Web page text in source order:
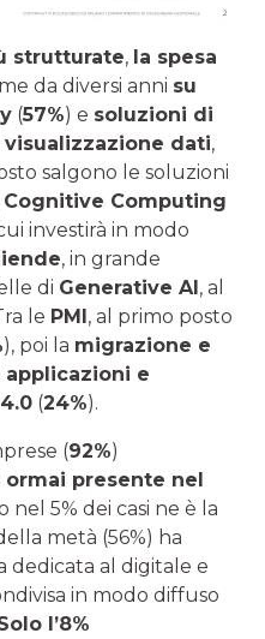
strutturate, la spesa
da diversi anni su
(57%) e soluzioni di
dati,
salgono le soluzioni
Cognitive Computing
investirà in modo
, in grande
di Generative AI, al
le PMI, al primo posto
), poi la migrazione e
applicazioni e
(24%).
(92%)
ormai presente nel
nel 5% dei casi ne è la
metà (56%) ha
dedicata al digitale e
in modo diffuso
l’8%